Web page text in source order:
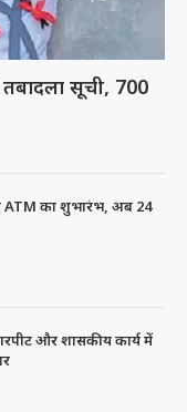
तबादला सूची, 700
ATM का शुभारंभ, अब 24
और शासकीय कार्य में